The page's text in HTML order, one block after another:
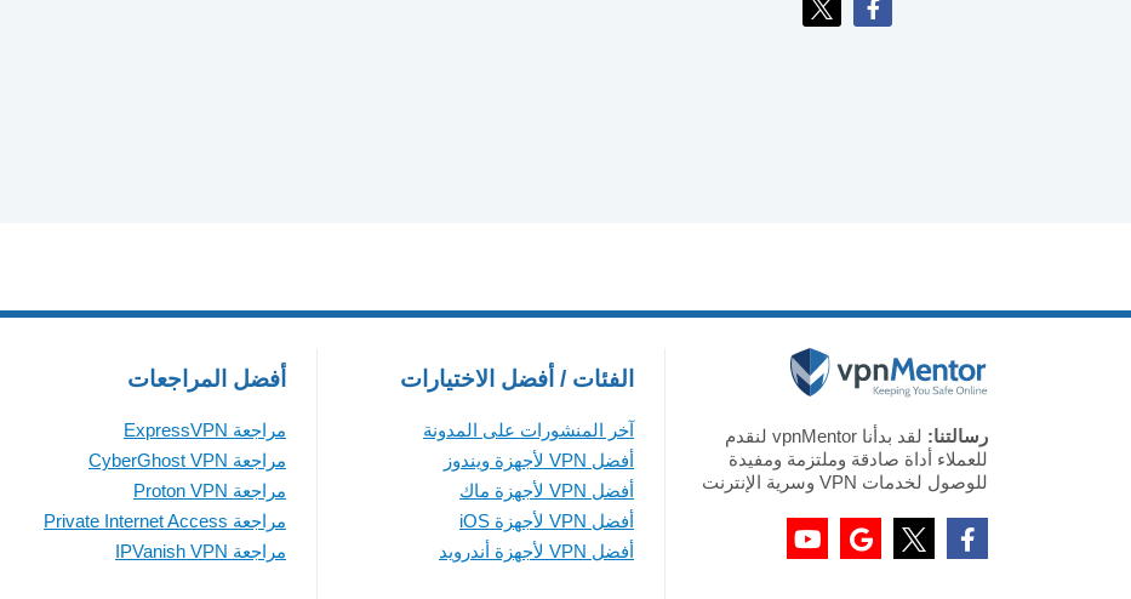
رسالتنا:
لقد بدأنا vpnMentor لنقدم
للعملاء أداة صادقة وملتزمة ومفيدة
للوصول لخدمات VPN وسرية الإنترنت
الفئات / أفضل الاختيارات
آخر المنشورات على المدونة
أفضل VPN لأجهزة ويندوز
أفضل VPN لأجهزة ماك
أفضل VPN لأجهزة iOS
أفضل VPN لأجهزة أندرويد
أفضل المراجعات
مراجعة ExpressVPN
مراجعة CyberGhost VPN
مراجعة Proton VPN
مراجعة Private Internet Access
مراجعة IPVanish VPN